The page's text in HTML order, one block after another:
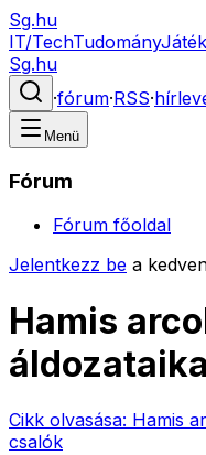
Sg.hu
IT/TechTudományJáték
Sg.hu
·fórum·RSS·
Menü
Fórum
Fórum főoldal
Jelentkezz be a
Hamis
Cikk olvasása: Hamis
csalók